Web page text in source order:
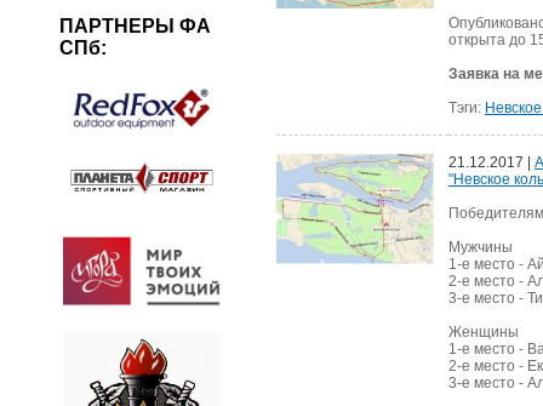
ПАРТНЕРЫ ФА
СПб:
открыта до
Заявка на
Тэги:
21.12.2017 |
"Невское
Мужчины
1-е место -
2-е место -
3-е место -
Женщины
1-е место -
2-е место -
3-е место -